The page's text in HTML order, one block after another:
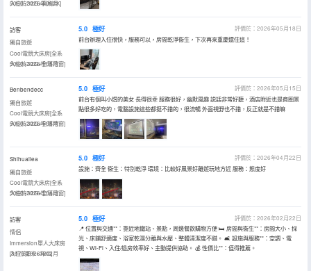
5060+32G+高刷2K]
入住於2026年06月
訪客
獨自旅遊
Cool電競大床房[全系
5060+32G+全落地窗]
入住於2026年05月
5.0 極好
評價於：2026年05月18日
前台辦理入住很快，服務可以，房間乾淨衞生，下次再來重慶還住這！
Benbendecc
獨自旅遊
Cool電競大床房[全系
5060+32G+全落地窗]
入住於2026年05月
5.0 極好
評價於：2026年05月15日
前台有個叫小煜的美女 長得很乖 服務很好，幽默風趣 説話非常好聽，酒店附近也是商圈景
點很多好吃的，電腦設施這些都挺不錯的，很流暢 外面視野也不錯，反正就是不錯嘛
Shihuailea
獨自旅遊
Cool電競大床房[全系
5060+32G+全落地窗]
入住於2026年04月
5.0 極好
評價於：2026年04月22日
設施：齊全 衞生：特別乾淨 環境：比較好風景好離遊玩地方近 服務：態度好
訪客
情侶
Immersion單人大床房
[3070顯卡+32G]
入住於2026年02月
5.0 極好
評價於：2026年02月22日
📍 位置與交通**：靠近地鐵站、景點，周邊餐飲購物方便 🛏️ 房間與衞生**：房間大小、採
光、床鋪舒適度、浴室乾濕分離與水壓、整體清潔度不錯。 🛋️ 設施與服務**：空調、電
視、Wi-Fi、入住/退房效率好、主動提供協助。 💰 性價比**：值得推薦。